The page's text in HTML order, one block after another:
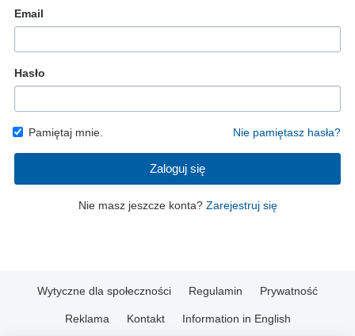
Email
Hasło
Pamiętaj mnie. Nie pamiętasz hasła?
Zaloguj się
Nie masz jeszcze konta? Zarejestruj się
Wytyczne dla społeczności Regulamin Prywatność
Reklama Kontakt Information in English